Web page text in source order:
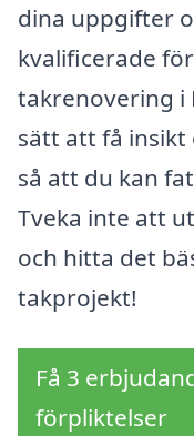
dina uppgifter
kvalificerade
takrenovering i
sätt att få insikt
så att du kan
Tveka inte att
och hitta det
takprojekt!
Få 3
förpliktelser